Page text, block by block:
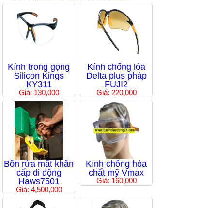
Kính trong gọng
Silicon Kings
KY311
Giá: 130,000
Kính chống lóa
Delta plus pháp
FUJI2
Giá: 220,000
Bồn rửa mắt khẩn
cấp di động
Haws7501
Giá: 4,500,000
Kính chống hóa
chất mỹ Vmax
Giá: 160,000